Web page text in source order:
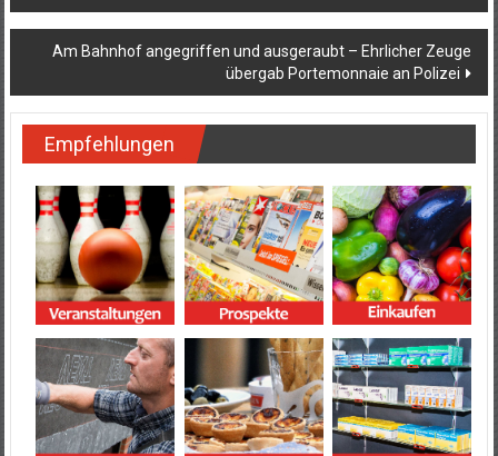
Am Bahnhof angegriffen und ausgeraubt – Ehrlicher Zeuge
übergab Portemonnaie an Polizei
Empfehlungen